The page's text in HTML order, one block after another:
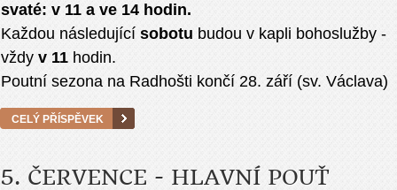
svaté: v 11 a ve 14 hodin.
Každou následující sobotu budou v kapli bohoslužby -
vždy v 11 hodin.
Poutní sezona na Radhošti končí 28. září (sv. Václava)
CELÝ PŘÍSPĚVEK
5. ČERVENCE - HLAVNÍ POUŤ